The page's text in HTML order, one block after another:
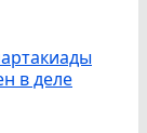
в деле